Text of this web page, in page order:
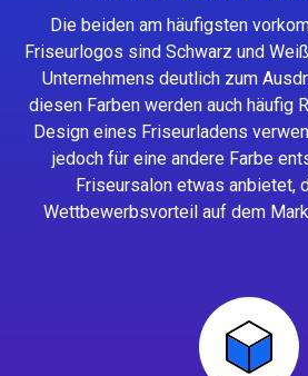
Die beiden am häufigsten
Friseurlogos sind Schwarz und
Unternehmens deutlich zum
diesen Farben werden auch häufig
Design eines Friseurladens
jedoch für eine andere Farbe
Friseursalon etwas anbietet,
Wettbewerbsvorteil auf dem